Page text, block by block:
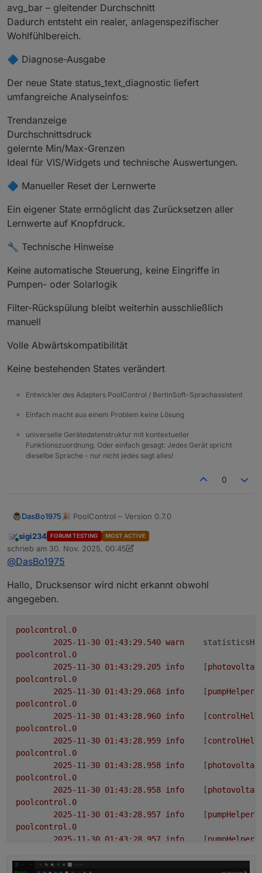
avg_bar – gleitender Durchschnitt
Dadurch entsteht ein realer, anlagenspezifischer
Wohlfühlbereich.
🔷 Diagnose-Ausgabe
Der neue State status_text_diagnostic liefert
umfangreiche Analyseinfos:
Trendanzeige
Durchschnittsdruck
gelernte Min/Max-Grenzen
Ideal für VIS/Widgets und technische Auswertungen.
🔷 Manueller Reset der Lernwerte
Ein eigener State ermöglicht das Zurücksetzen aller
Lernwerte auf Knopfdruck.
🔧 Technische Hinweise
Keine automatische Steuerung, keine Eingriffe in
Pumpen- oder Solarlogik
Filter-Rückspülung bleibt weiterhin ausschließlich
manuell
Volle Abwärtskompatibilität
Keine bestehenden States verändert
Entwickler des Adapters PoolControl / BertinSoft-Sprachassistent
Einfach macht aus einem Problem keine Lösung
universelle Gerätedatenstruktur mit kontextueller
Funktionszuordnung. Oder einfach gesagt: Jedes Gerät spricht
dieselbe Sprache - nur nicht jedes sagt alles!
0
DasBo1975🎉 PoolControl – Version 0.7.0
Drucksensor-Integration & Erweiterte Pumpen-
Diagnose
Mit Version 0.7.0 erhält der PoolControl-Adapter
Drucksensoren (z. B. über MQTT, Shelly, ESP32-
🆕 Neue Funktionen
Frei wählbare Objekt-ID (bar-Wert aus ioBroker)
Speicherung von aktuellem und vorherigem Druck
Zeitstempel für die letzte Aktualisierung
Benutzerdefinierbarer Normaldruckbereich
Erweiterter Diagnose-Text
🔷 Trenderkennung
Der Adapter erkennt automatisch:
steigenden Druck
fallenden Druck
stabilen Druck
Trendwerte werden in eigenen States abgelegt.
🔷 Selbstlernende Druckwerte
Der Adapter baut im laufenden Betrieb einen
Lernbereich auf:
learned_min_bar – niedrigster gemessener Druck
learned_max_bar – höchster gemessener Druck
avg_bar – gleitender Durchschnitt
Dadurch entsteht ein realer, anlagenspezifischer
Wohlfühlbereich.
🔷 Diagnose-Ausgabe
Der neue State status_text_diagnostic liefert
umfangreiche Analyseinfos:
Trendanzeige
Durchschnittsdruck
gelernte Min/Max-Grenzen
Ideal für VIS/Widgets und technische
🔷 Manueller Reset der Lernwerte
Ein eigener State ermöglicht das Zurücksetzen aller
Lernwerte auf Knopfdruck.
🔧 Technische Hinweise
Pumpen- oder Solarlogik
Online
sigi234 FORUM TESTING MOST ACTIVE
schrieb am 30. Nov. 2025, 00:45
zuletzt editiert von sigi234
@DasBo1975
Hallo, Drucksensor wird nicht erkannt obwohl
angegeben.
poolcontrol.0
warn
poolcontrol.0
info
	[
poolcontrol.0
info
	[
pumpHelper2
poolcontrol.0
info
	[
poolcontrol.0
info
	[
poolcontrol.0
info
	[
poolcontrol.0
info
	[
poolcontrol.0
info
	[
pumpHelper4
poolcontrol.0
info
	[
pumpHelper4
2025-11-30 01:43:28.957 info
	[
pumpHelper3